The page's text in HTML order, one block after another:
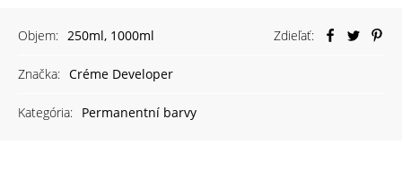
Objem: 250ml, 1000ml Zdieľať:
Značka: Créme Developer
Kategória: Permanentní barvy